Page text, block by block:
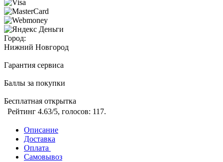
Город:
Нижний Новгород
Гарантия сервиса
Баллы за покупки
Бесплатная открытка
Рейтинг 4.63/5, голосов: 117.
Описание
Доставка
Оплата
Самовывоз